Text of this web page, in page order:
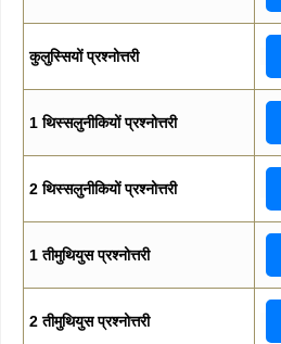
कुलुस्सियों प्रश्नोत्तरी
1 थिस्सलुनीकियों प्रश्नोत्तरी
2 थिस्सलुनीकियों प्रश्नोत्तरी
1 तीमुथियुस प्रश्नोत्तरी
2 तीमुथियुस प्रश्नोत्तरी